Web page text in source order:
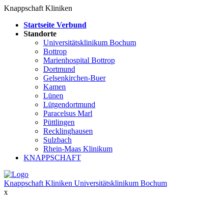
Knappschaft Kliniken
Startseite Verbund
Standorte
Universitätsklinikum Bochum
Bottrop
Marienhospital Bottrop
Dortmund
Gelsenkirchen-Buer
Kamen
Lünen
Lütgendortmund
Paracelsus Marl
Püttlingen
Recklinghausen
Sulzbach
Rhein-Maas Klinikum
KNAPPSCHAFT
Knappschaft Kliniken Universitätsklinikum Bochum
x